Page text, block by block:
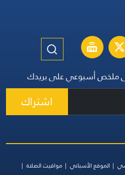
ملخص أسبوعي على بريدك
اشتراك
الموقع الأسباني
مواقيت الصلاة